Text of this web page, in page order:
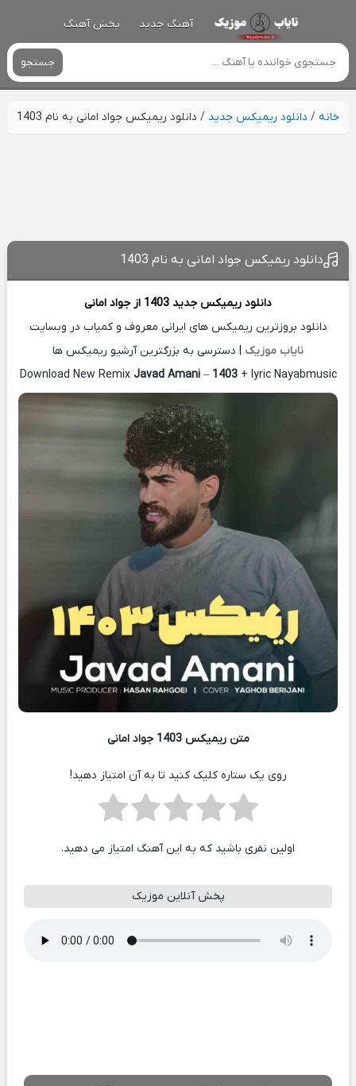
آهنگ جدید پخش آهنگ
جستجو
خانه/ دانلود ریمیکس جدید / دانلود ریمیکس جواد امانی به نام 1403
دانلود ریمیکس جواد امانی به نام 1403
دانلود ریمیکس جدید
جواد امانی
دانلود بروزترین ریمیکس های ایرانی معروف و کمیاب در وبسایت
نایاب موزیک | دسترسی به بزرگترین آرشیو ریمیکس ها
Download New Remix Javad Amani– 1403+ lyric Nayabmusic
متن ریمیکس 1403 جواد امانی
روی یک ستاره کلیک کنید تا به آن امتیاز دهید!
اولین نفری باشید که به این آهنگ امتیاز می دهید.
پخش آنلاین موزیک